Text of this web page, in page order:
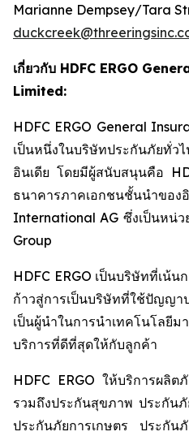
Marianne Dempsey/Tara
เกี่ยวกับ HDFC ERGO
Limited:
HDFC ERGO General
เป็นหนึ่งในบริษัทประกันภัยทั่ว
อินเดีย โดยมีผู้สนับสนุนคือ
ธนาคารภาคเอกชนชั้นน
International AG ซึ่งเป็นหน่
Group
HDFC ERGO เป็นบริษัทที่เน้
ก้าวสู่การเป็นบริษัทที่ใช้ปัญญ
เป็นผู้นำในการนำเทคโนโลยี
บริการที่ดีที่สุดให้กับลูกค้า
HDFC ERGO ให้บริการผลิ
รวมถึงประกันสุขภาพ ประกัน
ประกันภัยการเกษตร ประกัน